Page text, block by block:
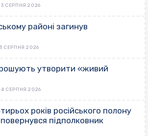
3 СЕРПНЯ 2026
районі загинув
СЕРПНЯ 2026
утворити «живий
4 СЕРПНЯ 2026
років російського полону
підполковник